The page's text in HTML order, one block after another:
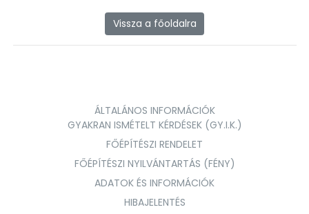
Vissza a főoldalra
ÁLTALÁNOS INFORMÁCIÓK
GYAKRAN ISMÉTELT KÉRDÉSEK (GY.I.K.)
FŐÉPÍTÉSZI RENDELET
FŐÉPÍTÉSZI NYILVÁNTARTÁS (FÉNY)
ADATOK ÉS INFORMÁCIÓK
HIBAJELENTÉS